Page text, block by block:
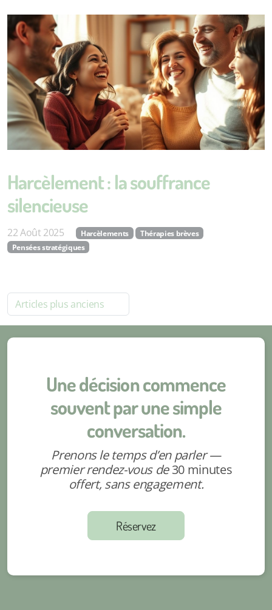
Harcèlement : la souffrance
silencieuse
22 Août 2025 Harcèlements
Thérapies brèves
Pensées stratégiques
Articles plus anciens
Une décision commence
souvent par une simple
conversation.
Prenons le temps d’en parler —
premier rendez-vous de30 minutes
offert, sans engagement.
Réservez